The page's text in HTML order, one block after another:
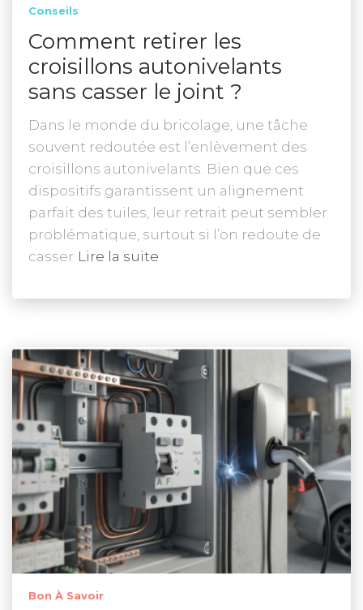
Conseils
Comment retirer les
croisillons autonivelants
sans casser le joint ?
Dans le monde du bricolage, une tâche
souvent redoutée est l’enlèvement des
croisillons autonivelants. Bien que ces
dispositifs garantissent un alignement
parfait des tuiles, leur retrait peut sembler
problématique, surtout si l’on redoute de
casser Lire la suite
Bon À Savoir